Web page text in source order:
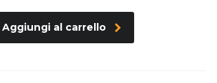
Aggiungi al carrello